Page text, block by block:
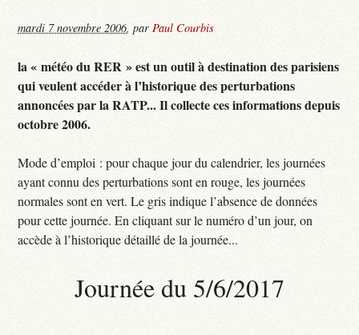
mardi 7 novembre 2006,parPaul Courbis
la « météo du RER » est un outil à destination des parisiens
qui veulent accéder à l’historique des perturbations
annoncées par la RATP... Il collecte ces informations depuis
octobre 2006.
Mode d’emploi : pour chaque jour du calendrier, les journées
ayant connu des perturbations sont en rouge, les journées
normales sont en vert. Le gris indique l’absence de données
pour cette journée. En cliquant sur le numéro d’un jour, on
accède à l’historique détaillé de la journée...
Journée du 5/6/2017